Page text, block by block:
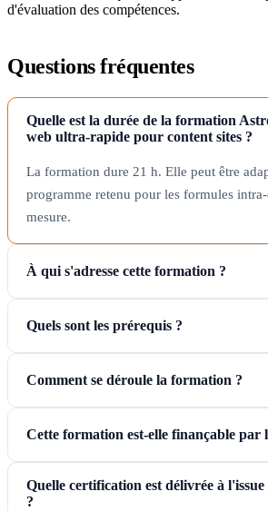
d'évaluation des compétences.
Questions fréquentes
Quelle est la durée de la formation
web ultra-rapide pour content sites ?
La formation dure 21 h. Elle peut être
programme retenu pour les formules
mesure.
À qui s'adresse cette formation ?
Quels sont les prérequis ?
Comment se déroule la formation ?
Cette formation est-elle finançable par
Quelle certification est délivrée à
?